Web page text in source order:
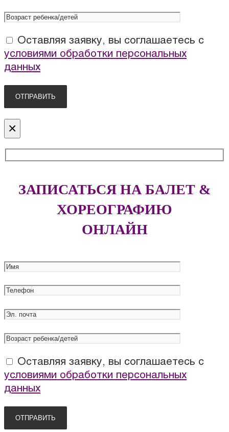
Оставляя заявку, вы соглашаетесь с
условиями обработки персональных
данных
×
ЗАПИСАТЬСЯ НА БАЛЕТ &
ХОРЕОГРАФИЮ
ОНЛАЙН
Оставляя заявку, вы соглашаетесь с
условиями обработки персональных
данных